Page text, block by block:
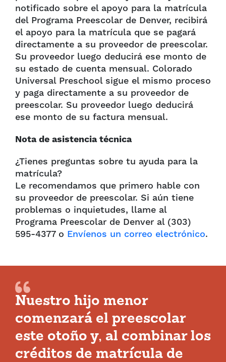
notificado sobre el apoyo para la matrícula
del Programa Preescolar de Denver, recibirá
el apoyo para la matrícula que se pagará
directamente a su proveedor de preescolar.
Su proveedor luego deducirá ese monto de
su estado de cuenta mensual. Colorado
Universal Preschool sigue el mismo proceso
y paga directamente a su proveedor de
preescolar. Su proveedor luego deducirá
ese monto de su factura mensual.
Nota de asistencia técnica
¿Tienes preguntas sobre tu ayuda para la
matrícula?
Le recomendamos que primero hable con
su proveedor de preescolar. Si aún tiene
problemas o inquietudes, llame al
Programa Preescolar de Denver al (303)
595-4377 o Envíenos un correo electrónico.
Nuestro hijo menor
comenzará el preescolar
este otoño y, al combinar los
créditos de matrícula de